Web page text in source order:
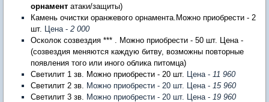
орнамент атаки/защиты)
Камень очистки оранжевого орнамента.Можно приобрести - 2
шт. Цена - 2 000
Осколок созвездия *** . Можно приобрести - 50 шт. Цена -
(созвездия меняются каждую битву, возможны повторные
появления того или иного облика питомца)
Светилит 1 зв. Можно приобрести - 20 шт. Цена - 11 960
Светилит 2 зв. Можно приобрести - 20 шт. Цена - 15 960
Светилит 3 зв. Можно приобрести - 20 шт. Цена - 19 960